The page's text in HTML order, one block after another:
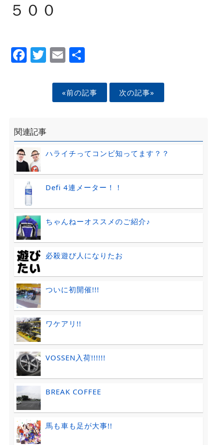
５００
Facebook
Twitter
EmailShare
«前の記事 次の記事»
関連記事
ハライチってコンビ知ってます？？
Defi 4連メーター！！
ちゃんねーオススメのご紹介♪
必殺遊び人になりたお
ついに初開催!!!
ワケアリ!!
VOSSEN入荷!!!!!!
BREAK COFFEE
馬も車も足が大事!!